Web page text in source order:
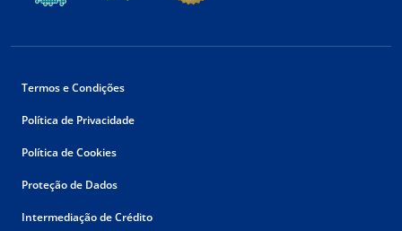
Termos e Condições
Política de Privacidade
Política de Cookies
Proteção de Dados
Intermediação de Crédito